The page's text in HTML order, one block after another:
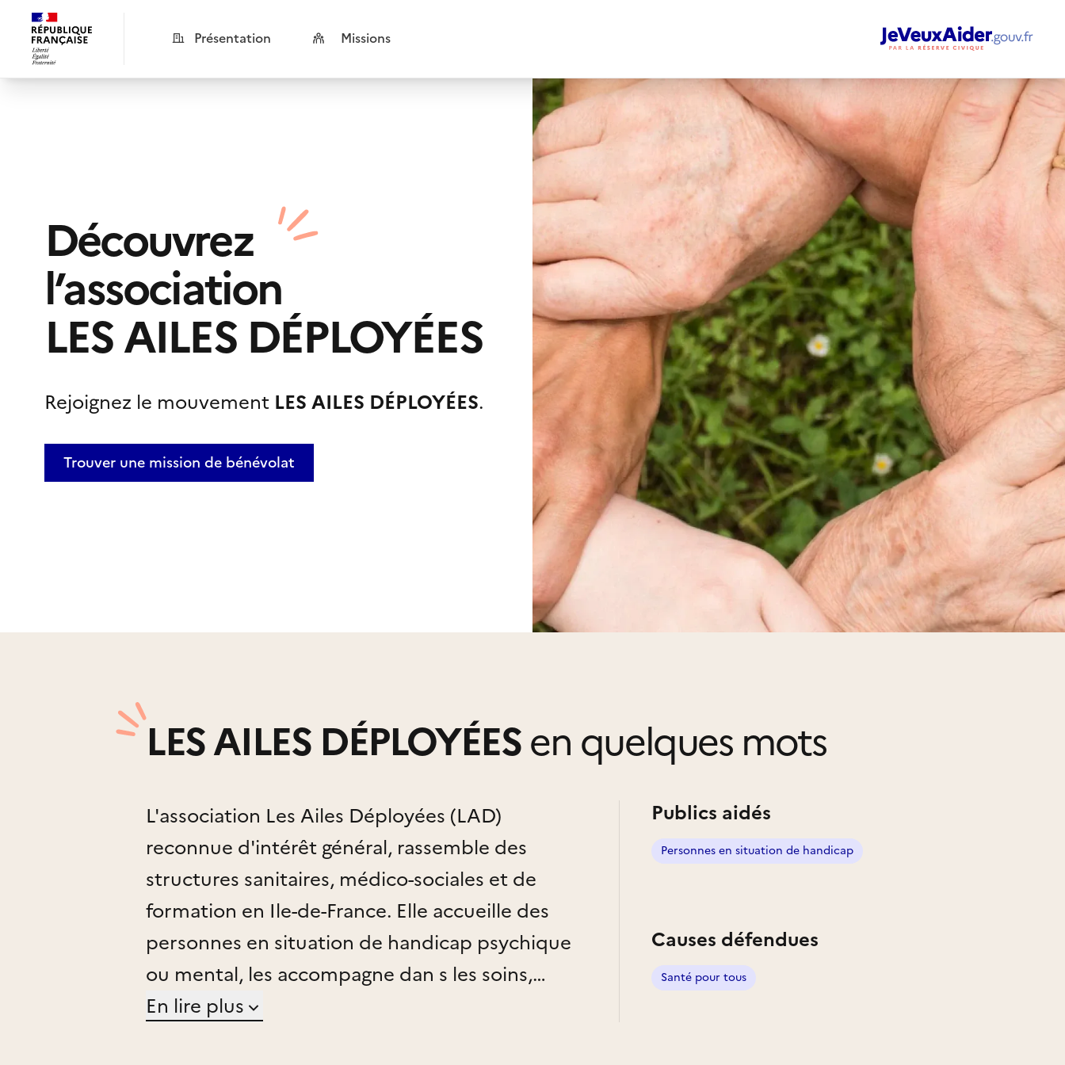
Présentation Missions
Découvrez
l’association
LES AILES DÉPLOYÉES
Rejoignez le mouvement LES AILES DÉPLOYÉES.
Trouver une mission de bénévolat
LES AILES DÉPLOYÉESen quelques mots
L'association Les Ailes Déployées (LAD)
reconnue d'intérêt général, rassemble des
structures sanitaires, médico-sociales et de
formation en Ile-de-France. Elle accueille des
personnes en situation de handicap psychique
ou mental, les accompagne dan s les soins,
l’insertion, l'habitat et l’emploi, et forme les
En lire plus
Publics aidés
Personnes en situation de handicap
Causes défendues
Santé pour tous